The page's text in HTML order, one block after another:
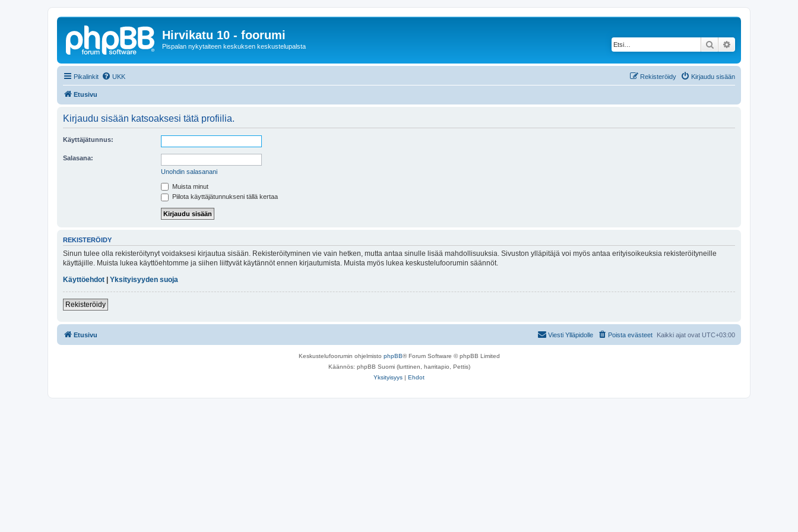
Hirvikatu 10 - foorumi
Pispalan nykytaiteen keskuksen keskustelupalsta Etsi
Pikalinkit UKK Kirjaudu sisään
Rekisteröidy
Etusivu
Kirjaudu sisään katsoaksesi tätä profiilia.
Käyttäjätunnus:
Salasana:
Unohdin salasanani
Muista minut
Piilota käyttäjätunnukseni tällä kertaa
REKISTERÖIDY
Sinun tulee olla rekisteröitynyt voidaksesi kirjautua sisään. Rekisteröityminen vie vain hetken, mutta antaa sinulle lisää mahdollisuuksia. Sivuston ylläpitäjä voi myös antaa erityisoikeuksia rekisteröityneille
käyttäjille. Muista lukea käyttöehtomme ja siihen liittyvät käytännöt ennen kirjautumista. Muista myös lukea keskustelufoorumin säännöt.
Käyttöehdot
Yksityisyyden suoja
Rekisteröidy
Etusivu Kaikki ajat ovat UTC+03:00
Poista evästeet
Viesti Ylläpidolle
Keskustelufoorumin ohjelmisto phpBB® Forum Software © phpBB Limited
Käännös: phpBB Suomi (lurttinen, harritapio, Pettis)
Yksityisyys | Ehdot